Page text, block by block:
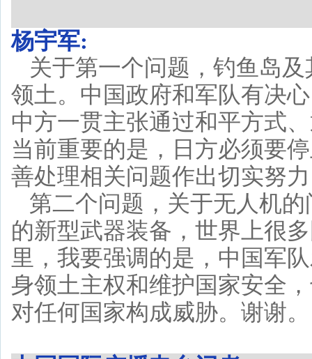
杨宇军:
关于第一个问题，钓鱼岛
领土。中国政府和军队有决
中方一贯主张通过和平方式
当前重要的是，日方必须要
善处理相关问题作出切实努
第二个问题，关于无人机
的新型武器装备，世界上很
里，我要强调的是，中国军
身领土主权和维护国家安全
对任何国家构成威胁。谢谢。